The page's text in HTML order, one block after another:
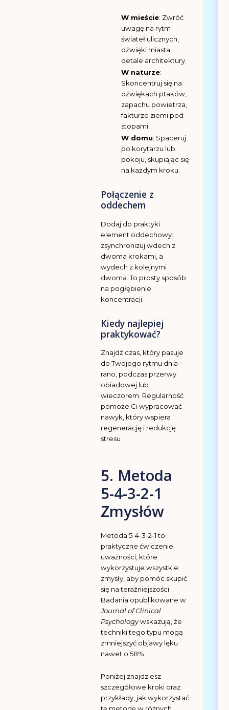
W mieście: Zwróć
uwagę na rytm
świateł ulicznych,
dźwięki miasta,
detale architektury.
W naturze:
Skoncentruj się na
dźwiękach ptaków,
zapachu powietrza,
fakturze ziemi pod
stopami.
W domu: Spaceruj
po korytarzu lub
pokoju, skupiając się
na każdym kroku.
Połączenie z
oddechem
Dodaj do praktyki
element oddechowy:
zsynchronizuj wdech z
dwoma krokami, a
wydech z kolejnymi
dwoma. To prosty sposób
na pogłębienie
koncentracji.
Kiedy najlepiej
praktykować?
Znajdź czas, który pasuje
do Twojego rytmu dnia –
rano, podczas przerwy
obiadowej lub
wieczorem. Regularność
pomoże Ci wypracować
nawyk, który wspiera
regenerację i redukcję
stresu .
5. Metoda
5-4-3-2-1
Zmysłów
Metoda 5-4-3-2-1 to
praktyczne ćwiczenie
uważności, które
wykorzystuje wszystkie
zmysły, aby pomóc skupić
się na teraźniejszości.
Badania opublikowane w
Journal of Clinical
Psychologywskazują, że
techniki tego typu mogą
zmniejszyć objawy lęku
nawet o 58% .
Poniżej znajdziesz
szczegółowe kroki oraz
przykłady, jak wykorzystać
tę metodę w różnych